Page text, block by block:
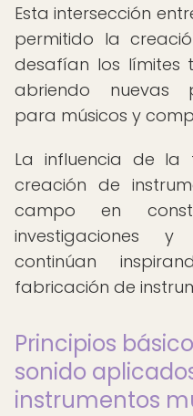
Esta intersección
permitido la
desafían los límites
abriendo nuevas
para músicos y
La influencia de la
creación de
campo en
investigaciones y
continúan
fabricación de
Principios
sonido
instrumentos